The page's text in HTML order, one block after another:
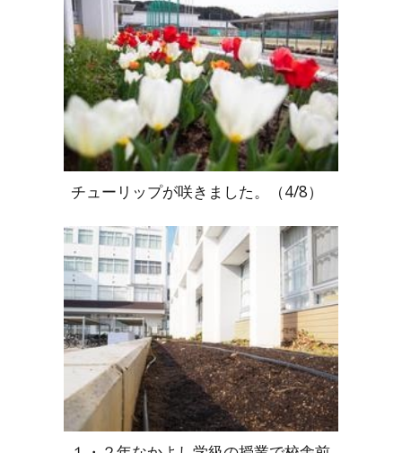
チューリップが咲きました。（4/8）